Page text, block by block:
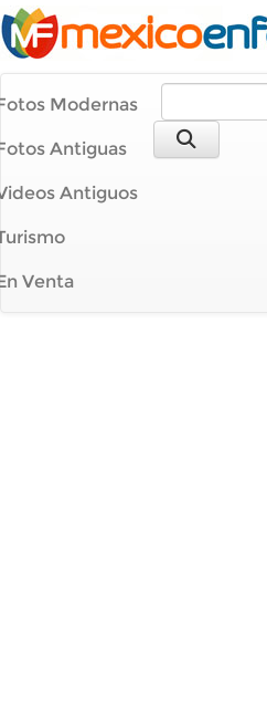
Modernas
Antiguas
Antiguos
Venta